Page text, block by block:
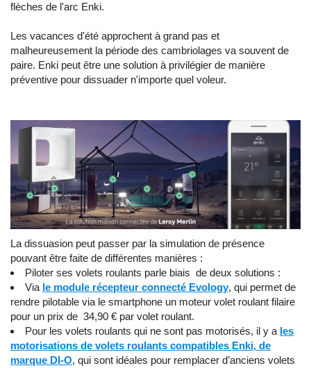
flèches de l'arc Enki.
Les vacances d'été approchent à grand pas et
malheureusement la période des cambriolages va souvent de
paire. Enki peut être une solution à privilégier de manière
préventive pour dissuader n'importe quel voleur.
La dissuasion peut passer par la simulation de présence
pouvant être faite de différentes manières :
Piloter ses volets roulants parle biais de deux solutions :
Via le module récepteur connecté Evology, qui permet de
rendre pilotable via le smartphone un moteur volet roulant filaire
pour un prix de 34,90 € par volet roulant.
Pour les volets roulants qui ne sont pas motorisés, il y a les
motorisations de volets roulants compatibles Enki, de
marque DI-O, qui sont idéales pour remplacer d’anciens volets